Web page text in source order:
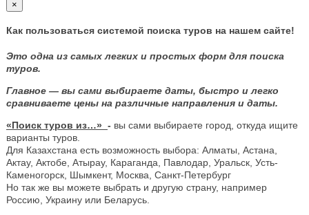
×
Как пользоваться системой поиска туров на нашем сайте!
Это одна из самых легких и простых форм для поиска
туров.
Главное — вы сами выбираете даты, быстро и легко
сравниваете цены на различные направления и даты.
«Поиск туров из…» - вы сами выбираете город, откуда ищите
варианты туров.
Для Казахстана есть возможность выбора: Алматы, Астана,
Актау, Актобе, Атырау, Караганда, Павлодар, Уральск, Усть-
Каменогорск, Шымкент, Москва, Санкт-Петербург
Но так же вы можете выбрать и другую страну, например
Россию, Украину или Беларусь.